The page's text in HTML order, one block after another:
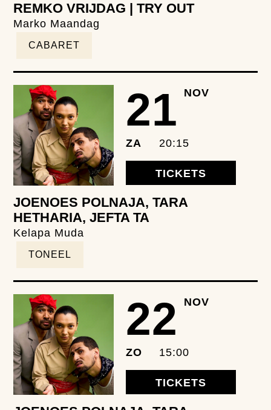
REMKO VRIJDAG | TRY OUT
Marko Maandag
CABARET
21 NOV
ZA 20:15
TICKETS
JOENOES POLNAJA, TARA
HETHARIA, JEFTA TA
Kelapa Muda
TONEEL
22 NOV
ZO 15:00
TICKETS